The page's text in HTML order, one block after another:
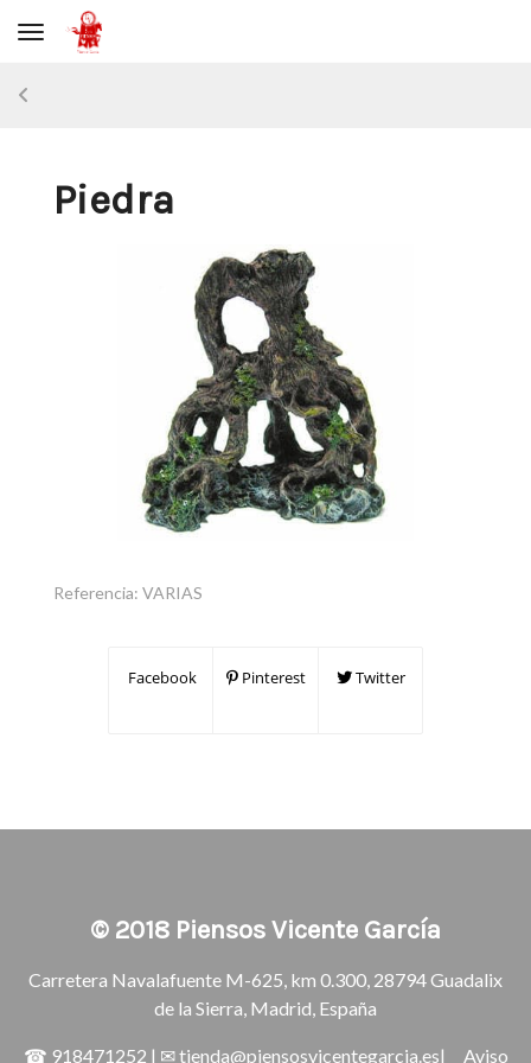
Toggle navigation
Piedra
Referencia: VARIAS
Facebook Pinterest Twitter
© 2018 Piensos Vicente García
Carretera Navalafuente M-625, km 0.300, 28794 Guadalix
de la Sierra, Madrid, España
☎ 918471252 | ✉tienda@piensosvicentegarcia.es| Aviso